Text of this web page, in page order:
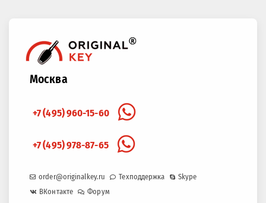
Москва
+7 (495) 960-15-60
+7 (495) 978-87-65
order@originalkey.ru Техподдержка
Skype
ВКонтакте
Форум